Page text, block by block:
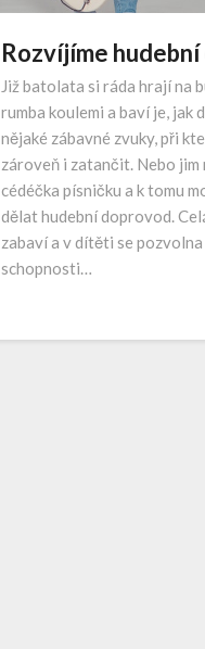
Rozvíjíme
Již batolata si ráda hrají na
rumba koulemi a baví je, jak
nějaké zábavné zvuky, při
zároveň i zatančit. Nebo jim
cédéčka písničku a k tomu
dělat hudební doprovod.
zabaví a v dítěti se
schopnosti…